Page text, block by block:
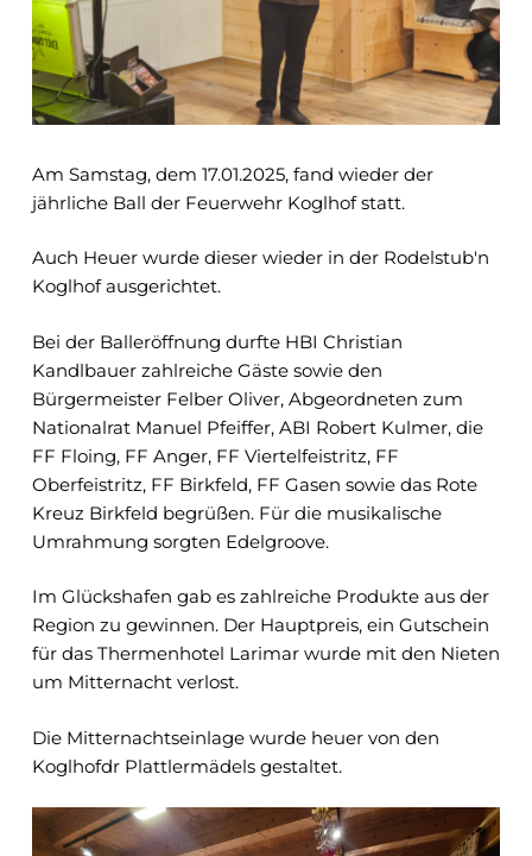
Am Samstag, dem 17.01.2025, fand wieder der
jährliche Ball der Feuerwehr Koglhof statt.
Auch Heuer wurde dieser wieder in der Rodelstub'n
Koglhof ausgerichtet.
Bei der Balleröffnung durfte HBI Christian
Kandlbauer zahlreiche Gäste sowie den
Bürgermeister Felber Oliver, Abgeordneten zum
Nationalrat Manuel Pfeiffer, ABI Robert Kulmer, die
FF Floing, FF Anger, FF Viertelfeistritz, FF
Oberfeistritz, FF Birkfeld, FF Gasen sowie das Rote
Kreuz Birkfeld begrüßen. Für die musikalische
Umrahmung sorgten Edelgroove.
Im Glückshafen gab es zahlreiche Produkte aus der
Region zu gewinnen. Der Hauptpreis, ein Gutschein
für das Thermenhotel Larimar wurde mit den Nieten
um Mitternacht verlost.
Die Mitternachtseinlage wurde heuer von den
Koglhofdr Plattlermädels gestaltet.